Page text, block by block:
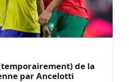
de la
par Ancelotti